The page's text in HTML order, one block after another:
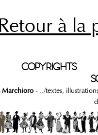
à la
COPYRIGHTS
Marchioro - ../textes,